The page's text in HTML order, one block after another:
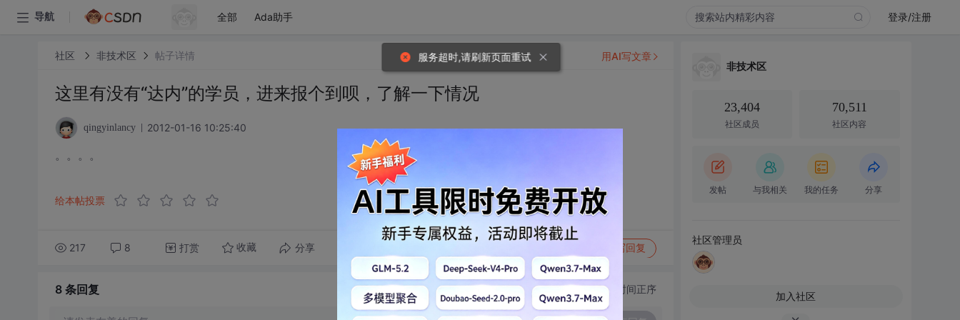
导航 全部 Ada助手 登录/注册
社区 非技术区 帖子详情
这里有没有“达内”的学员，进来报个到呗，了解一下情况
qingyinlancy 2012-01-16 10:25:40
。。。。
给本帖投票
217 8 打赏 收藏 分享 写回复
用AI写文章
8 条回复 切换为时间正序
非技术区
23,404
社区成员
70,511
社区内容
发帖 与我相关 我的任务 分享
社区管理员
加入社区
服务超时,请刷新页面重试